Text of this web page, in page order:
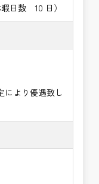
日数 10 日）
により優遇致し